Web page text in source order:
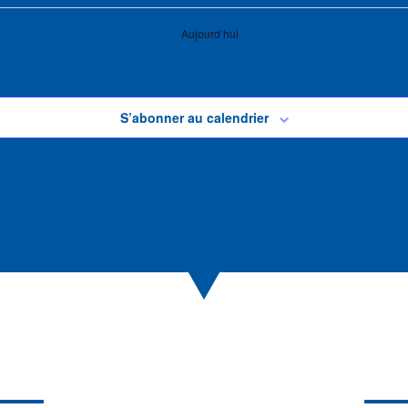
Aujourd’hui
S’abonner au calendrier